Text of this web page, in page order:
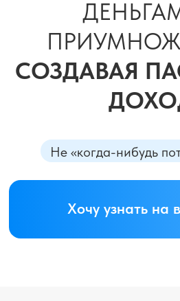
НА ВЕБИНАРЕ
ВОЛШЕБСТВА